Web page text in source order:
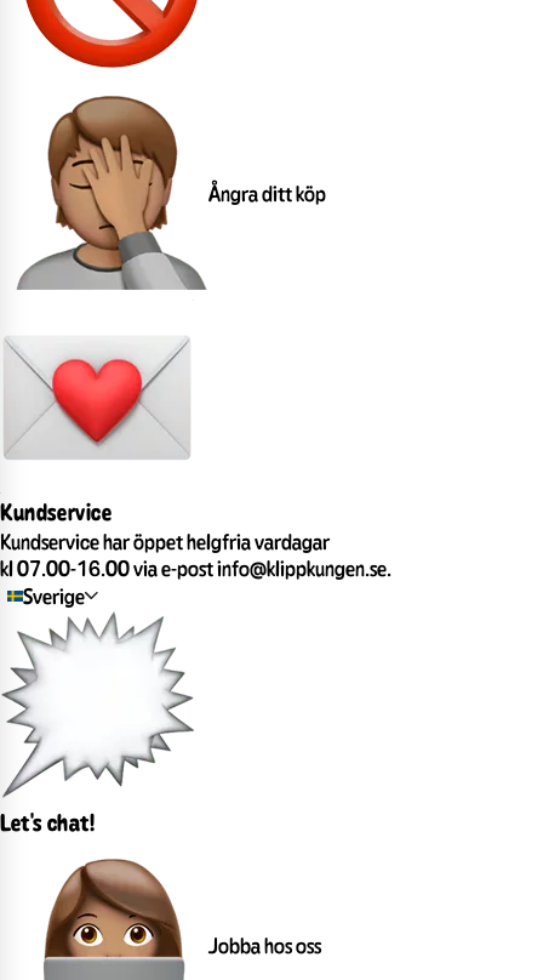
Ångra ditt köp
Kundservice
Kundservice har öppet helgfria vardagar
kl 07.00-16.00 via e-post info@klippkungen.se.
Sverige
Let's chat!
Jobba hos oss